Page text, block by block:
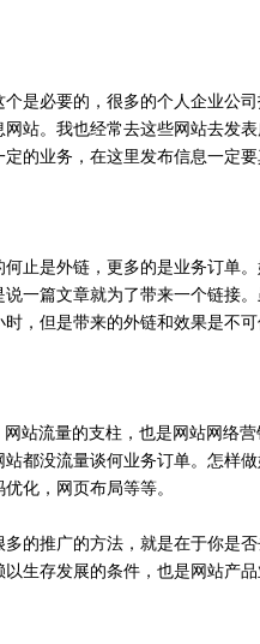
必要的，很多的个人企业公司
站。我也经常去这些网站去发
的业务，在这里发布信息一定要
是外链，更多的是业务订单。
一篇文章就为了带来一个链接
，但是带来的外链和效果是不可
流量的支柱，也是网站网络营
都没流量谈何业务订单。怎样
化，网页布局等等。
推广的方法，就是在于你是否
生存发展的条件，也是网站产品